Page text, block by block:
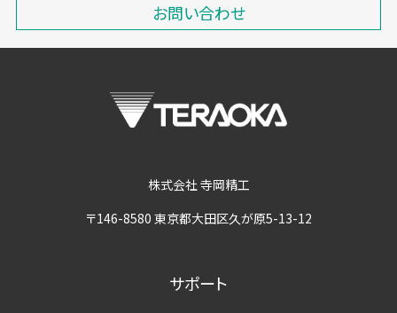
お問い合わせ
株式会社 寺岡精工
〒146-8580 東京都大田区久が原5-13-12
サポート